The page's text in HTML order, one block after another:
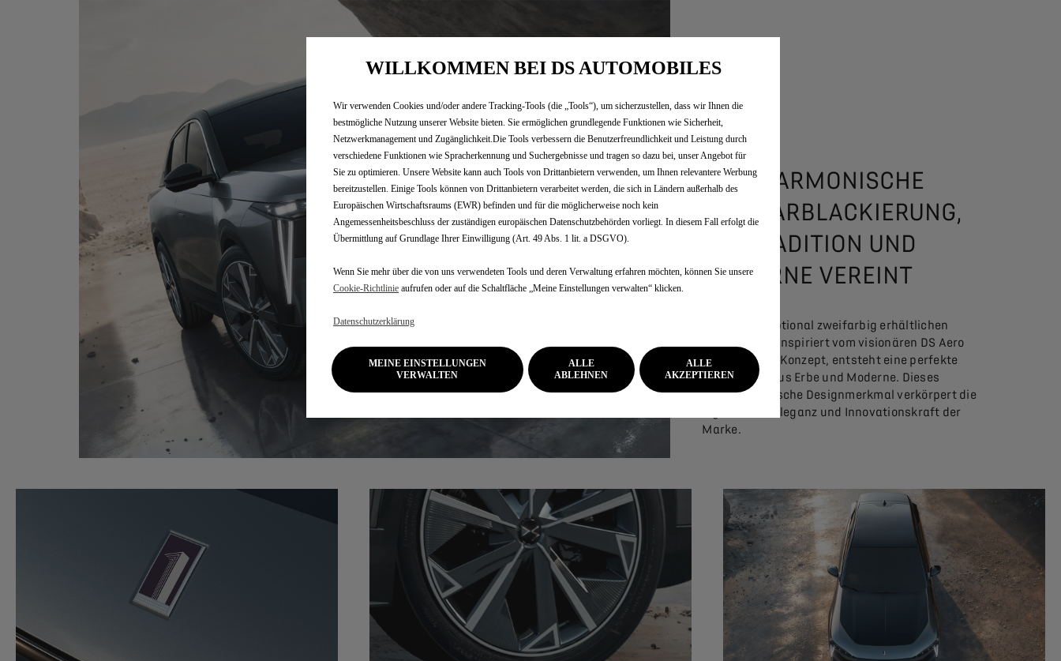
EINE HARMONISCHE
ZWEIFARBLACKIERUNG,
DIE TRADITION UND
MODERNE VEREINT
Unter einer optional zweifarbig erhältlichen
Motorhaube, inspiriert vom visionären DS Aero
Sport Lounge Konzept, entsteht eine perfekte
Verbindung aus Erbe und Moderne. Dieses
charakteristische Designmerkmal verkörpert die
signifikante Eleganz und Innovationskraft der
Marke.
WILLKOMMEN BEI DS AUTOMOBILES
Wir verwenden Cookies und/oder andere Tracking-Tools (die „Tools“), um sicherzustellen, dass wir Ihnen die
bestmögliche Nutzung unserer Website bieten. Sie ermöglichen grundlegende Funktionen wie Sicherheit,
Netzwerkmanagement und Zugänglichkeit.Die Tools verbessern die Benutzerfreundlichkeit und Leistung durch
verschiedene Funktionen wie Spracherkennung und Suchergebnisse und tragen so dazu bei, unser Angebot für
Sie zu optimieren. Unsere Website kann auch Tools von Drittanbietern verwenden, um Ihnen relevantere Werbung
bereitzustellen. Einige Tools können von Drittanbietern verarbeitet werden, die sich in Ländern außerhalb des
Europäischen Wirtschaftsraums (EWR) befinden und für die möglicherweise noch kein
Angemessenheitsbeschluss der zuständigen europäischen Datenschutzbehörden vorliegt. In diesem Fall erfolgt die
Übermittlung auf Grundlage Ihrer Einwilligung (Art. 49 Abs. 1 lit. a DSGVO).
Wenn Sie mehr über die von uns verwendeten Tools und deren Verwaltung erfahren möchten, können Sie unsere
Cookie‑Richtlinie aufrufen oder auf die Schaltfläche „Meine Einstellungen verwalten“ klicken.
Datenschutzerklärung
MEINE EINSTELLUNGEN
VERWALTEN
ALLE
AKZEPTIEREN
ALLE
ABLEHNEN